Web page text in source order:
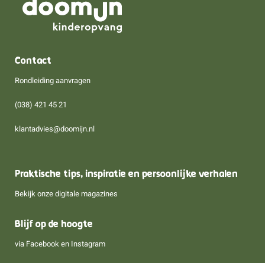
Contact
Rondleiding aanvragen
(038) 421 45 21
klantadvies@doomijn.nl
Praktische tips, inspiratie en persoonlijke verhalen
Bekijk onze digitale magazines
Blijf op de hoogte
via Facebook en Instagram